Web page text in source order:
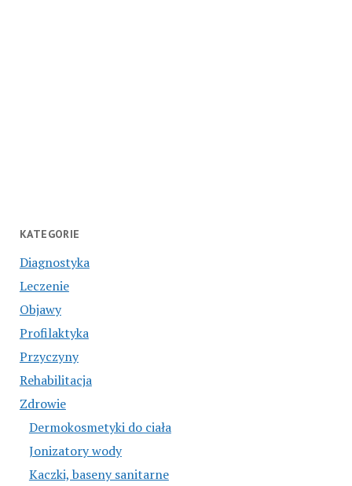
KATEGORIE
Diagnostyka
Leczenie
Objawy
Profilaktyka
Przyczyny
Rehabilitacja
Zdrowie
Dermokosmetyki do ciała
Jonizatory wody
Kaczki, baseny sanitarne